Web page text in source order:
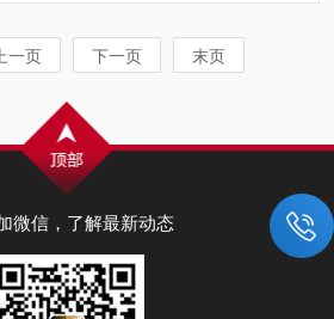
上一页 下一页 末页
微信，了解最新动态